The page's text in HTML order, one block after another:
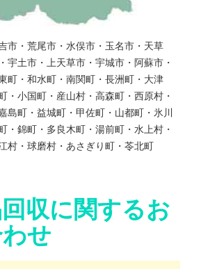
市・荒尾市・水俣市・玉名市・天草
宇土市・上天草市・宇城市・阿蘇市・
町・和水町・南関町・長洲町・大津
・小国町・産山村・高森町・西原村・
島町・益城町・甲佐町・山都町・氷川
・錦町・多良木町・湯前町・水上村・
村・球磨村・あさぎり町・苓北町
収に関するお
せ